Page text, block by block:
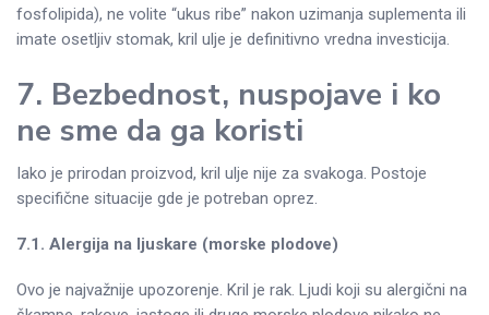
fosfolipida), ne volite “ukus ribe” nakon uzimanja suplementa ili
imate osetljiv stomak, kril ulje je definitivno vredna investicija.
7. Bezbednost, nuspojave i ko
ne sme da ga koristi
Iako je prirodan proizvod, kril ulje nije za svakoga. Postoje
specifične situacije gde je potreban oprez.
7.1. Alergija na ljuskare (morske plodove)
Ovo je najvažnije upozorenje. Kril je rak. Ljudi koji su alergični na